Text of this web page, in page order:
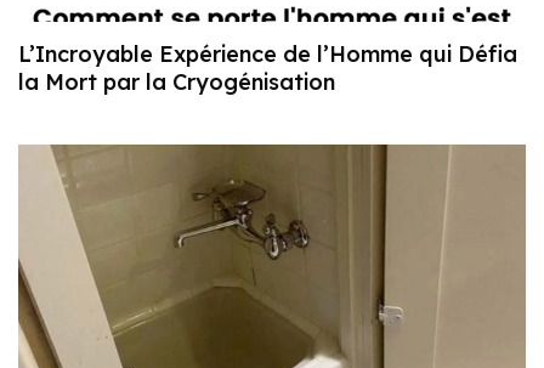
L’Incroyable Expérience de l’Homme qui Défia
la Mort par la Cryogénisation